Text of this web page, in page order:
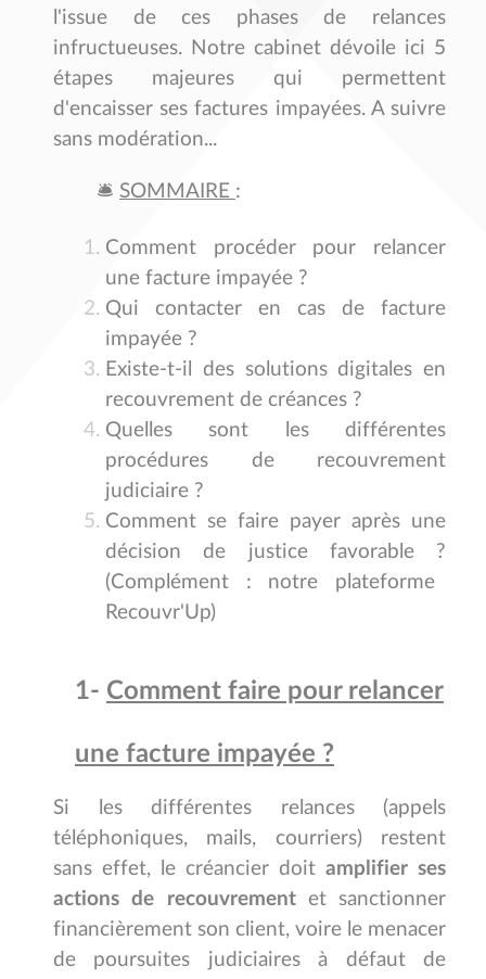
l'issue de ces phases de relances
infructueuses. Notre cabinet dévoile ici 5
étapes majeures qui permettent
d'encaisser ses factures impayées. A suivre
sans modération...
🛎️ SOMMAIRE :
Comment procéder pour relancer
une facture impayée ?
Qui contacter en cas de facture
impayée ?
Existe-t-il des solutions digitales en
recouvrement de créances ?
Quelles sont les différentes
procédures de recouvrement
judiciaire ?
Comment se faire payer après une
décision de justice favorable ?
(Complément : notre plateforme
Recouvr'Up)
1- Comment faire pour relancer
une facture impayée ?
Si les différentes relances (appels
téléphoniques, mails, courriers) restent
sans effet, le créancier doit amplifier ses
actions de recouvrementet sanctionner
financièrement son client, voire le menacer
de poursuites judiciaires à défaut de